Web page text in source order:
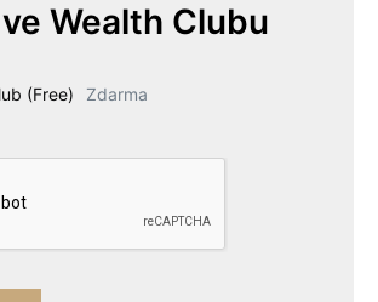
Wealth Clubu
(Free) Zdarma